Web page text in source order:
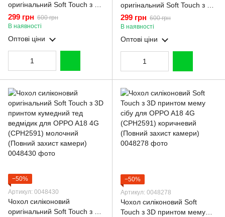
оригінальний Soft Touch з 3D
принтом кумедний тед
ведмідик для OPPO A18 4G
(CPH2591) чорний (Повний
захист камери)
299 грн 600 грн
В наявності
Оптові ціни
оригінальний Soft Touch з 3D
принтом кумедний тед
ведмідик для OPPO A18 4G
(CPH2591) рожевий (Повний
захист камери)
299 грн 600 грн
В наявності
Оптові ціни
−50%
Артикул: 0048430
Чохол силіконовий
оригінальний Soft Touch з 3D
−50%
Артикул: 0048278
Чохол силіконовий Soft
Touch з 3D принтом мему